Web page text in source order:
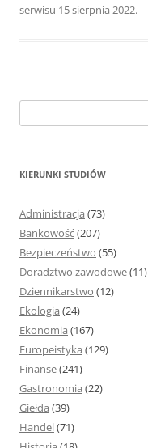
serwisu 15 sierpnia 2022.
z
KIERUNKI STUDIÓW
Administracja (73)
Bankowość(207)
Bezpieczeństwo (55)
Doradztwo zawodowe(11)
Dziennikarstwo (12)
Ekologia (24)
Ekonomia (167)
Europeistyka (129)
Finanse(241)
Gastronomia (22)
Giełda (39)
Handel(71)